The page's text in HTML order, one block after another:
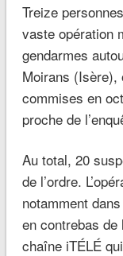
Treize
vaste opération
gendarmes
Moirans (Isère),
commises en
proche de
Au total, 20
de l’ordre.
notamment
en contrebas
chaîne iTÉLÉ